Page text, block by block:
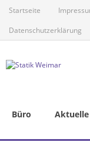
content
Startseite
Datenschutzerklärung
Büro